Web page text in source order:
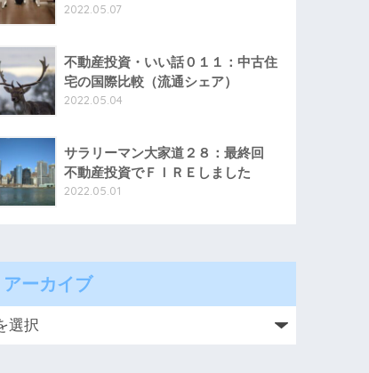
2022.05.07
不動産投資・いい話０１１：中古住
宅の国際比較（流通シェア）
2022.05.04
サラリーマン大家道２８：最終回
不動産投資でＦＩＲＥしました
2022.05.01
アーカイブ